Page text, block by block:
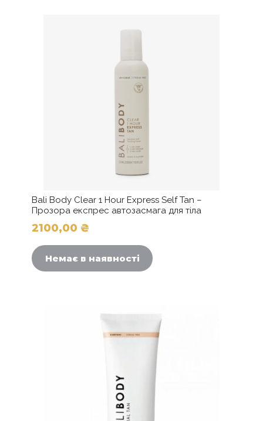
Bali Body Clear 1 Hour Express Self Tan –
Прозора експрес автозасмага для тіла
2100,00 ₴
Немає в наявності